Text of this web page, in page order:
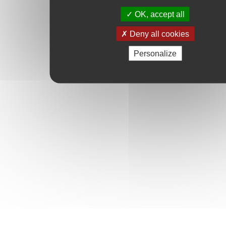
OK, accept all
Deny all cookies
Personalize